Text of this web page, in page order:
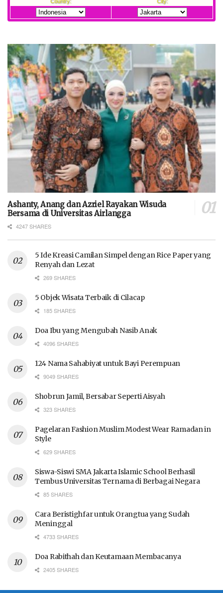
Ashanty, Anang dan Azriel Rayakan Wisuda
Bersama di Universitas Airlangga
4247 SHARES
5 Ide Kreasi Camilan Simpel dengan Rice Paper yang
Renyah dan Lezat
269 SHARES
5 Objek Wisata Terbaik di Cilacap
185 SHARES
Doa Ibu yang Mengubah Nasib Anak
4096 SHARES
124 Nama Sahabiyat untuk Bayi Perempuan
9049 SHARES
Shobrun Jamil, Bersabar Seperti Aisyah
323 SHARES
Pagelaran Fashion Muslim Modest Wear Ramadan in
Style
629 SHARES
Siswa-Siswi SMA Jakarta Islamic School Berhasil
Tembus Universitas Ternama di Berbagai Negara
85 SHARES
Cara Beristighfar untuk Orangtua yang Sudah
Meninggal
4733 SHARES
Doa Rabithah dan Keutamaan Membacanya
2405 SHARES